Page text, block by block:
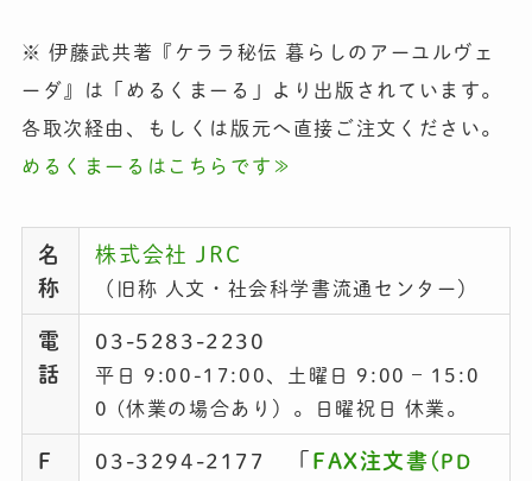
※ 伊藤武共著『ケララ秘伝 暮らしのアーユルヴェ
ーダ』は「めるくまーる」より出版されています。
各取次経由、もしくは版元へ直接ご注文ください。
めるくまーるはこちらです≫
名
称
株式会社 JRC
（旧称 人文・社会科学書流通センター）
電
話
03-5283-2230
平日 9:00-17:00、土曜日 9:00 – 15:0
0 (休業の場合あり）。日曜祝日 休業。
F
03-3294-2177 「 FAX注文書( PD